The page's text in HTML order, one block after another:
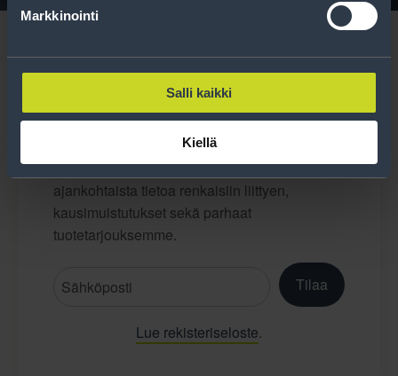
Markkinointi
Salli kaikki
Kiellä
Tilaa uutiskirje
Uutiskirjeessä saat autonomistajan
ajankohtaista tietoa renkaisiin liittyen,
kausimuistutukset sekä parhaat
tuotetarjouksemme.
Tilaa
Lue rekisteriseloste.